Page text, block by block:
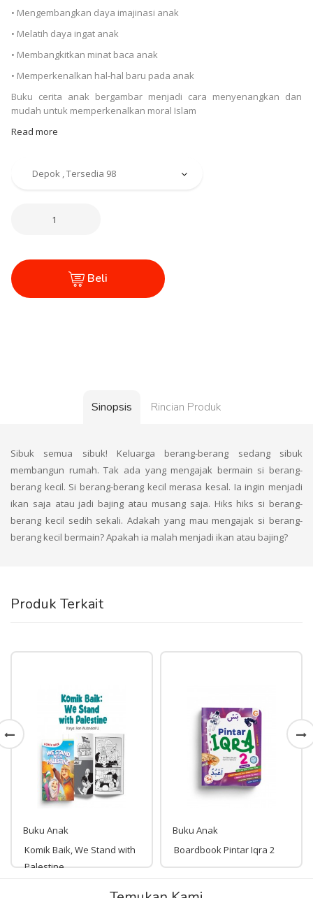
• Mengembangkan daya imajinasi anak
• Melatih daya ingat anak
• Membangkitkan minat baca anak
• Memperkenalkan hal-hal baru pada anak
Buku cerita anak bergambar menjadi cara menyenangkan dan
mudah untuk memperkenalkan moral Islam
Read more
Beli
Sinopsis Rincian Produk
Sibuk semua sibuk! Keluarga berang-berang sedang sibuk
membangun rumah. Tak ada yang mengajak bermain si berang-
berang kecil. Si berang-berang kecil merasa kesal. Ia ingin menjadi
ikan saja atau jadi bajing atau musang saja. Hiks hiks si berang-
berang kecil sedih sekali. Adakah yang mau mengajak si berang-
berang kecil bermain? Apakah ia malah menjadi ikan atau bajing?
Produk Terkait
Buku Anak
Komik Baik, We Stand with
Palestine
Buku Anak
Boardbook Pintar Iqra 2